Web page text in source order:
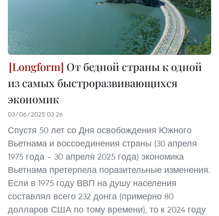
От бедной страны к одной
из самых быстроразвивающихся
экономик
03/06/2025 03:26
Спустя 50 лет со Дня освобождения Южного
Вьетнама и воссоединения страны (30 апреля
1975 года – 30 апреля 2025 года) экономика
Вьетнама претерпела поразительные изменения.
Если в 1975 году ВВП на душу населения
составлял всего 232 донга (примерно 80
долларов США по тому времени), то к 2024 году